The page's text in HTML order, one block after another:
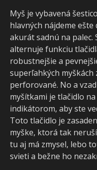
Myš je vybavená
hlavných nájdeme
akurát sadnú na palec.
alternuje funkciu
robustnejšie a
superľahkých myškách
perforované. No a
myšítkami je tlačidlo
indikátorom, aby ste
Toto tlačidlo je
myške, ktorá tak
tu aj má zmysel, lebo
svieti a bežne ho